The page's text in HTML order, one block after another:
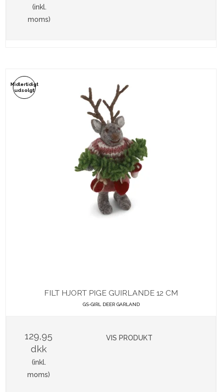
(inkl.
moms)
Midlertidigt
udsolgt
FILT HJORT PIGE GUIRLANDE 12 CM
GS-GIRL DEER GARLAND
129,95
dkk
(inkl.
moms)
VIS PRODUKT